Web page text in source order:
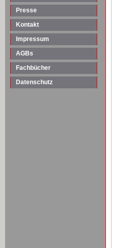
Presse
Kontakt
Impressum
AGBs
Fachbücher
Datenschutz